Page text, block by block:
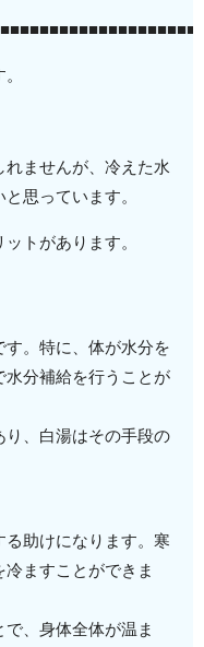
ませんが、冷えた水
思っています。
トがあります。
。特に、体が水分を
水分補給を行うことが
、白湯はその手段の
助けになります。寒
ますことができま
、身体全体が温ま